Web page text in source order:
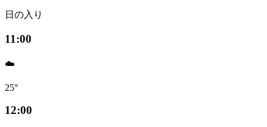
日の入り
11:00
☁️
25°
12:00